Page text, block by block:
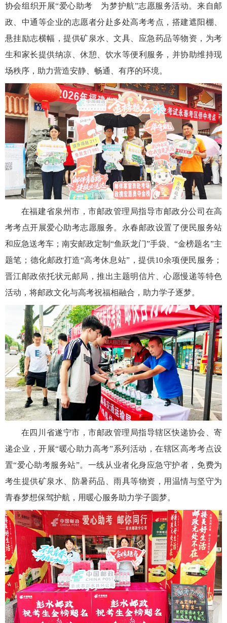
协会组织开展“爱心助考 为梦护航”志愿服务活动。来自邮
政、中通等企业的志愿者分赴多处高考考点，搭建遮阳棚、
悬挂励志横幅，提供矿泉水、文具、应急药品等物资，为考
生和家长提供纳凉、休憩、饮水等便利服务，并协助维持现
场秩序，助力营造安静、畅通、有序的环境。
在福建省泉州市，市邮政管理局指导市邮政分公司在高
考考点开展爱心助考志愿服务。永春邮政设置了便民服务站
和应急送考车；南安邮政定制“鱼跃龙门”手袋、“金榜题名”主
题笔；德化邮政打造“高考休息站”，提供10余项便民服务；
晋江邮政依托状元邮局，推出主题明信片、心愿慢递等特色
活动，将邮政文化与高考祝福相融合，助力学子逐梦。
在四川省遂宁市，市邮政管理局指导辖区快递协会、寄
递企业，开展“暖心助力高考”系列活动，在辖区高考考点设
置“爱心助考服务站”。一线从业者化身应急守护者，免费为
考生提供矿泉水、防暑药品、雨具等物资，用温情与坚守为
青春梦想保驾护航，用暖心服务助力学子圆梦。